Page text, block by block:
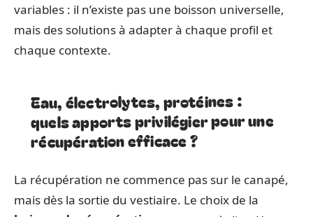
variables : il n’existe pas une boisson universelle,
mais des solutions à adapter à chaque profil et
chaque contexte.
Eau, électrolytes, protéines :
quels apports privilégier pour une
récupération efficace ?
La récupération ne commence pas sur le canapé,
mais dès la sortie du vestiaire. Le choix de la